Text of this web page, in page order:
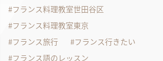
フランス料理教室世田谷区
フランス料理教室東京
フランス旅行
フランス行きたい
フランス語のレッスン